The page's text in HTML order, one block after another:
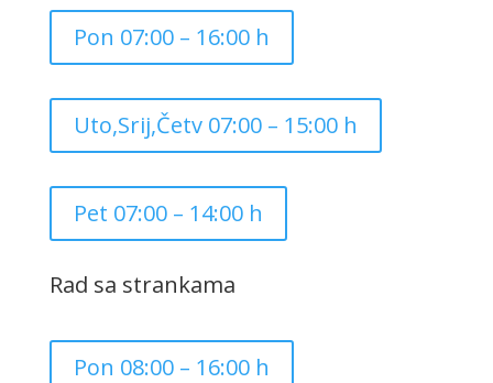
Pon 07:00 – 16:00 h
Uto,Srij,Četv 07:00 – 15:00 h
Pet 07:00 – 14:00 h
Rad sa strankama
Pon 08:00 – 16:00 h